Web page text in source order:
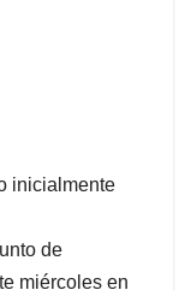
inicialmente
de
miércoles en